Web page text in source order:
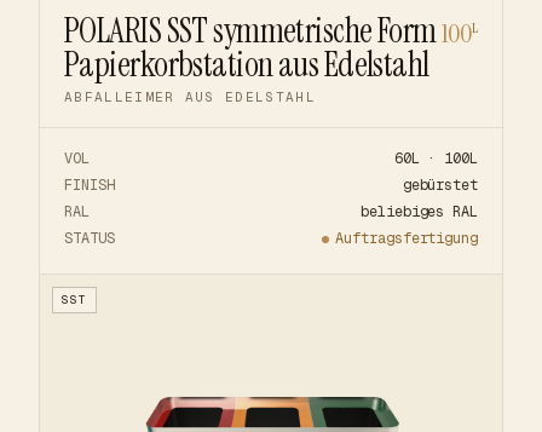
POLARIS SST symmetrische Form
Papierkorbstation aus Edelstahl
ABFALLEIMER AUS EDELSTAHL
100L
VOL
60L · 100L
FINISH
gebürstet
RAL
beliebiges RAL
STATUS
Auftragsfertigung
SST